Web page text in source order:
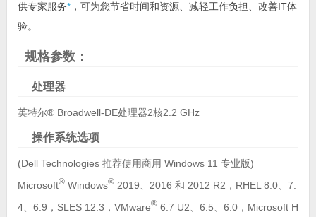
供专家服务*，可为您节省时间和资源、减轻工作负担、改善IT体
验。
规格参数：
处理器
英特尔® Broadwell-DE处理器2核2.2 GHz
操作系统选项
(Dell Technologies 推荐使用商用 Windows 11 专业版)
Microsoft®Windows®2019、2016 和 2012 R2，RHEL 8.0、7.
4、6.9，SLES 12.3，VMware®6.7 U2、6.5、6.0，Microsoft H